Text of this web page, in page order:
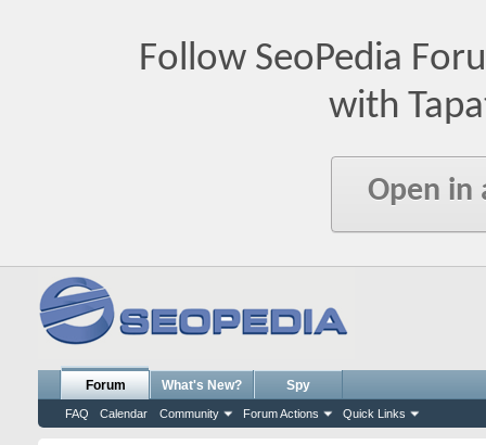
Follow SeoPedia
with
Open in
Forum
FAQ Calendar Community Forum Actions Quick Links
What's New? Spy